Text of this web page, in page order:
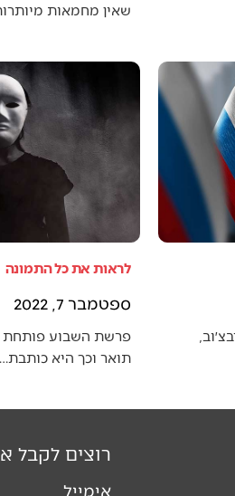
שאין מחמאות
לראות את כל התמונה
ספטמבר 7, 2022
פרשת השבוע פותחת
תואר וכך היא כותבת…
רוצים לקבל
אימייל